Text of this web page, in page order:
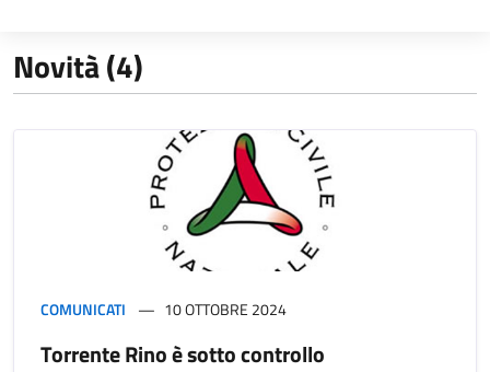
Novità (4)
COMUNICATI 10 OTTOBRE 2024
Torrente Rino è sotto controllo